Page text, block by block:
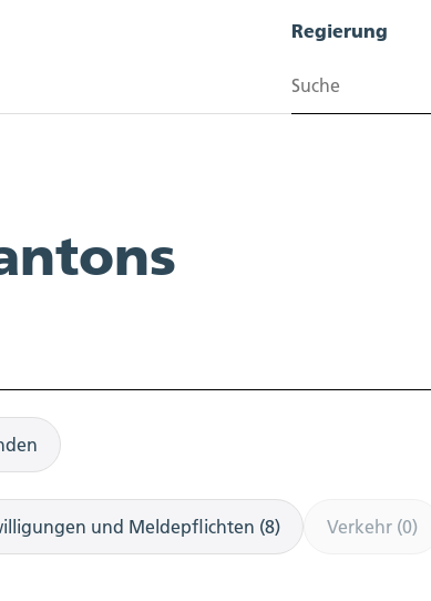
Regierung
Suchen
und Meldepflichten (8) Verkehr (0)